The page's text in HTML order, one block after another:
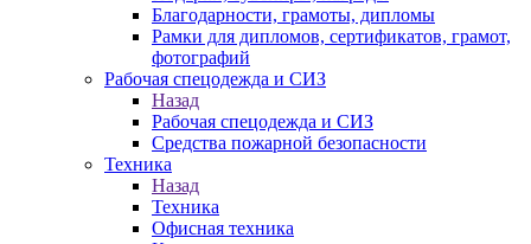
Благодарности, грамоты, дипломы
Рамки для дипломов, сертификатов, грамот,
фотографий
Рабочая спецодежда и СИЗ
Назад
Рабочая спецодежда и СИЗ
Средства пожарной безопасности
Техника
Назад
Техника
Офисная техника